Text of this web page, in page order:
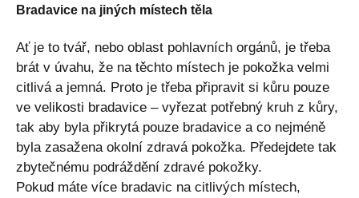
Bradavice na jiných místech těla
Ať je to tvář, nebo oblast pohlavních orgánů, je třeba
brát v úvahu, že na těchto místech je pokožka velmi
citlivá a jemná. Proto je třeba připravit si kůru pouze
ve velikosti bradavice – vyřezat potřebný kruh z kůry,
tak aby byla přikrytá pouze bradavice a co nejméně
byla zasažena okolní zdravá pokožka. Předejdete tak
zbytečnému podráždění zdravé pokožky.
Pokud máte více bradavic na citlivých místech,